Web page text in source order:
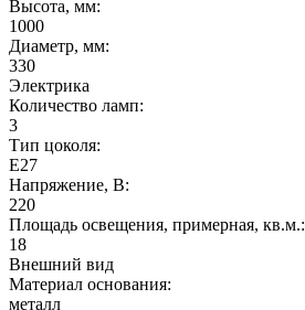
Высота, мм:
1000
Диаметр, мм:
330
Электрика
Количество ламп:
3
Тип цоколя:
E27
Напряжение, В:
220
Площадь освещения, примерная, кв.м.:
18
Внешний вид
Материал основания:
металл